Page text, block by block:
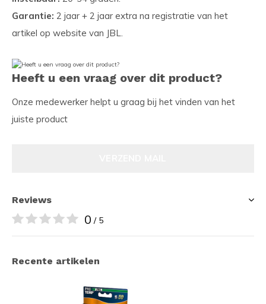
Garantie: 2 jaar + 2 jaar extra na registratie van het
artikel op website van JBL.
Heeft u een vraag over dit product?
Onze medewerker helpt u graag bij het vinden van het
juiste product
Reviews
0 / 5
Recente artikelen